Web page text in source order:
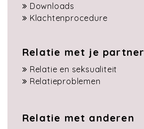
Downloads
Klachtenprocedure
Relatie met je partner
Relatie en seksualiteit
Relatieproblemen
Relatie met anderen